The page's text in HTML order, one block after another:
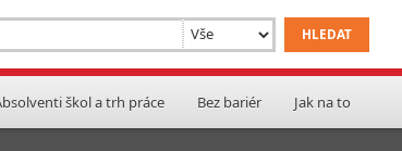
škol a trh práce Bez bariér Jak na to